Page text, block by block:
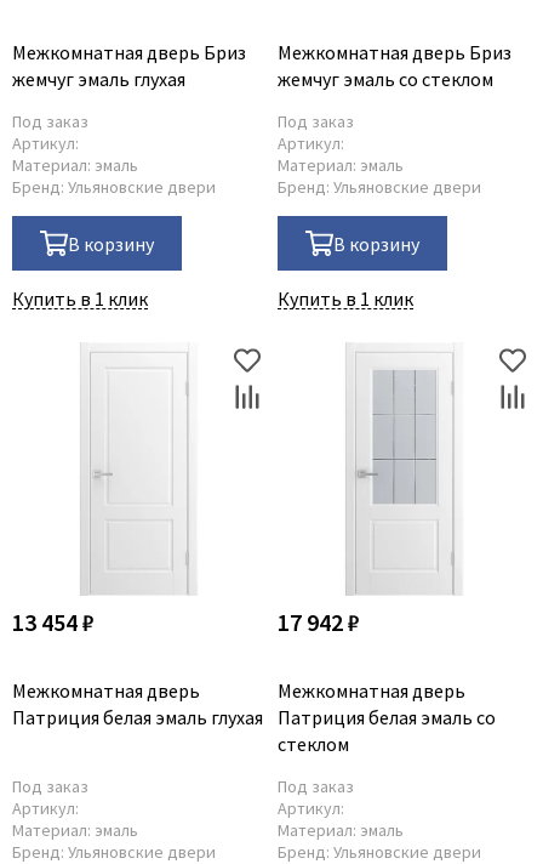
Межкомнатная дверь Бриз
жемчуг эмаль глухая
Под заказ
Артикул:
Материал: эмаль
Бренд: Ульяновские двери
В корзину
Купить в 1 клик
Межкомнатная дверь Бриз
жемчуг эмаль со стеклом
Под заказ
Артикул:
Материал: эмаль
Бренд: Ульяновские двери
В корзину
Купить в 1 клик
13 454 ₽
Межкомнатная дверь
Патриция белая эмаль глухая
Под заказ
Артикул:
Материал: эмаль
Бренд: Ульяновские двери
17 942 ₽
Межкомнатная дверь
Патриция белая эмаль со
стеклом
Под заказ
Артикул:
Материал: эмаль
Бренд: Ульяновские двери